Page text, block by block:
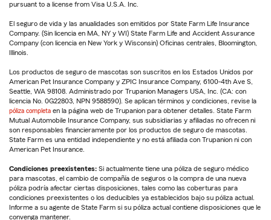
pursuant to a license from Visa U.S.A. Inc.
El seguro de vida y las anualidades son emitidos por State Farm Life Insurance
Company. (Sin licencia en MA, NY y WI) State Farm Life and Accident Assurance
Company (con licencia en New York y Wisconsin) Oficinas centrales, Bloomington,
Illinois.
Los productos de seguro de mascotas son suscritos en los Estados Unidos por
American Pet Insurance Company y ZPIC Insurance Company, 6100-4th Ave S,
Seattle, WA 98108. Administrado por Trupanion Managers USA, Inc. (CA: con
licencia No. 0G22803, NPN 9588590). Se aplican términos y condiciones, revise la
póliza completa en la página web de Trupanion para obtener detalles. State Farm
Mutual Automobile Insurance Company, sus subsidiarias y afiliadas no ofrecen ni
son responsables financieramente por los productos de seguro de mascotas.
State Farm es una entidad independiente y no está afiliada con Trupanion ni con
American Pet Insurance.
Condiciones preexistentes: Si actualmente tiene una póliza de seguro médico
para mascotas, el cambio de compañía de seguros o la compra de una nueva
póliza podría afectar ciertas disposiciones, tales como las coberturas para
condiciones preexistentes o los deducibles ya establecidos bajo su póliza actual.
Informe a su agente de State Farm si su póliza actual contiene disposiciones que le
convenga mantener.